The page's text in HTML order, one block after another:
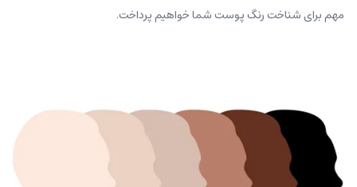
مهم برای شناخت رنگ پوست شما خواهیم پرداخت.